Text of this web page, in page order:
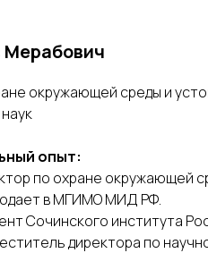
окружающей среды и
опыт:
по охране окружающей
в МГИМО МИД РФ.
Сочинского института
директора по